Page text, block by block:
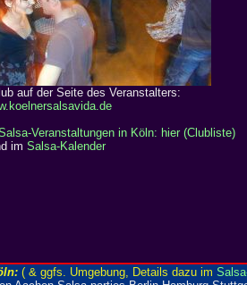
auf der Seite des Veranstalters:
Veranstaltungen in Köln: hier (Clubliste)
im Salsa-Kalender